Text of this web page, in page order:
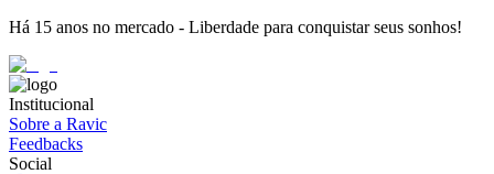
Há 15 anos no mercado - Liberdade para conquistar seus sonhos!
Institucional
Sobre a Ravic
Feedbacks
Social